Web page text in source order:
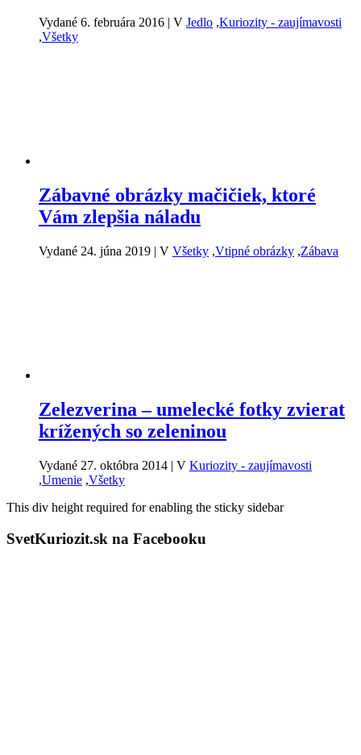
Vydané 6. februára 2016 | V Jedlo ,Kuriozity - zaujímavosti
,Všetky
Zábavné obrázky mačičiek, ktoré
Vám zlepšia náladu
Vydané 24. júna 2019 | V Všetky ,Vtipné obrázky ,Zábava
Zelezverina – umelecké fotky zvierat
krížených so zeleninou
Vydané 27. októbra 2014 | V Kuriozity - zaujímavosti
,Umenie ,Všetky
This div height required for enabling the sticky sidebar
SvetKuriozit.sk na Facebooku